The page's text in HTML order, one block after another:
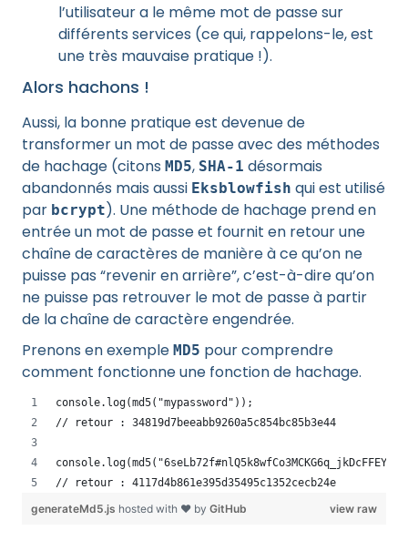
l’utilisateur a le même mot de passe sur
différents services (ce qui, rappelons-le, est
une très mauvaise pratique !).
Alors hachons !
Aussi, la bonne pratique est devenue de
transformer un mot de passe avec des méthodes
de hachage (citons MD5, SHA-1 désormais
abandonnés mais aussi Eksblowfish qui est utilisé
par bcrypt). Une méthode de hachage prend en
entrée un mot de passe et fournit en retour une
chaîne de caractères de manière à ce qu’on ne
puisse pas “revenir en arrière”, c’est-à-dire qu’on
ne puisse pas retrouver le mot de passe à partir
de la chaîne de caractère engendrée.
Prenons en exemple MD5 pour comprendre
comment fonctionne une fonction de hachage.
console.log(md5("mypassword"));
// retour : 34819d7beeabb9260a5c854bc85b3e44
// retour : 4117d4b861e395d35495c1352cecb24e
view raw
generateMd5.js hosted with ❤ by GitHub